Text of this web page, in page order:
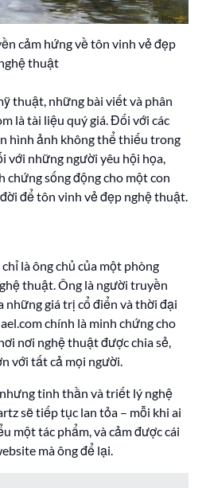
cảm hứng về tôn vinh vẻ đẹp
thuật
thuật, những bài viết và phân
là tài liệu quý giá. Đối với các
hình ảnh không thể thiếu trong
với những người yêu hội họa,
chứng sống động cho một con
để tôn vinh vẻ đẹp nghệ thuật.
là ông chủ của một phòng
thuật. Ông là người truyền
những giá trị cổ điển và thời đại
chính là minh chứng cho
nơi nghệ thuật được chia sẻ,
với tất cả mọi người.
tinh thần và triết lý nghệ
sẽ tiếp tục lan tỏa – mỗi khi ai
một tác phẩm, và cảm được cái
mà ông để lại.